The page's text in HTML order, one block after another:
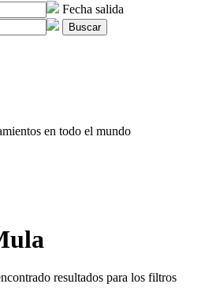
Fecha salida
Buscar
en todo el mundo
resultados para los filtros